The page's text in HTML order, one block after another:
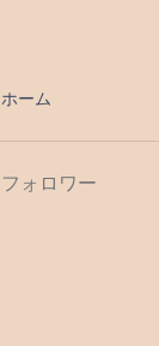
ホーム
フォロワー